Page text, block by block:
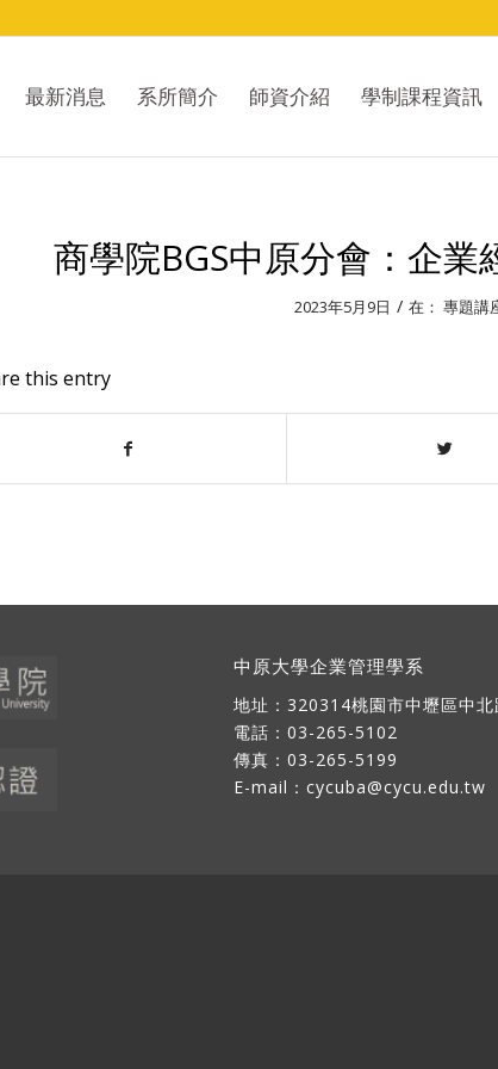
最新消息 系所簡介 師資介紹 學制課程資訊
商學院BGS中原分會：企
2023年5月9日 / 在： 專題講
this entry
中原大學企業管理學系
地址： 320314桃園市中壢區中
電話：03-265-5102
傳真：03-265-5199
E-mail： cycuba@cycu.edu.tw